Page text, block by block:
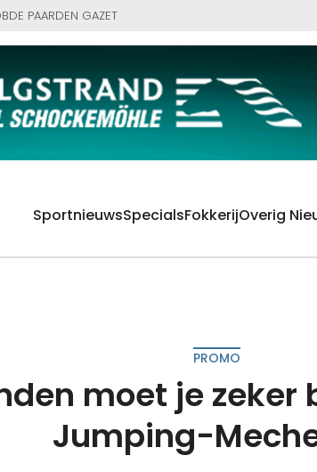
DE PAARDEN GAZET
SportnieuwsSpecialsFokkerijOverig
PROMO
moet je zeker
Jumping-